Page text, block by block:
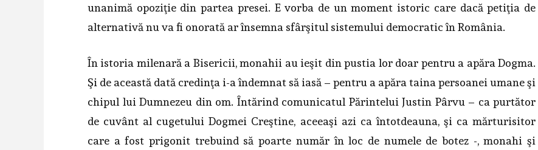
unanimă opoziţie din partea presei. E vorba de un moment istoric care dacă petiţia de
alternativă nu va fi onorată ar însemna sfârşitul sistemului democratic în România.
În istoria milenară a Bisericii, monahii au ieşit din pustia lor doar pentru a apăra Dogma.
Şi de această dată credinţa i-a îndemnat să iasă – pentru a apăra taina persoanei umane şi
chipul lui Dumnezeu din om. Întărind comunicatul Părintelui Justin Pârvu – ca purtător
de cuvânt al cugetului Dogmei Creştine, aceeaşi azi ca întotdeauna, şi ca mărturisitor
care a fost prigonit trebuind să poarte număr în loc de numele de botez -, monahi şi